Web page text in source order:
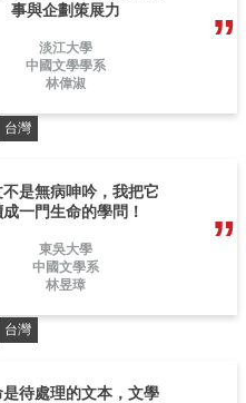
事與企劃策展力
淡江大學
中國文學學系
林偉淑
台灣
是無病呻吟，我把它
一門生命的學問！
東吳大學
中國文學系
林昱璋
台灣
是待處理的文本，文學